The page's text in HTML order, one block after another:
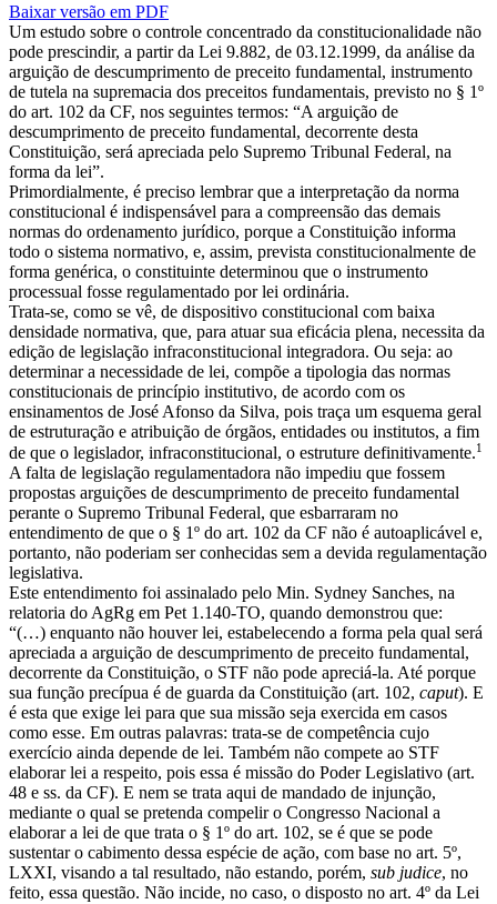
Baixar versão em PDF
Um estudo sobre o controle concentrado da constitucionalidade não
pode prescindir, a partir da Lei 9.882, de 03.12.1999, da análise da
arguição de descumprimento de preceito fundamental, instrumento
de tutela na supremacia dos preceitos fundamentais, previsto no § 1º
do art. 102 da CF, nos seguintes termos: “A arguição de
descumprimento de preceito fundamental, decorrente desta
Constituição, será apreciada pelo Supremo Tribunal Federal, na
forma da lei”.
Primordialmente, é preciso lembrar que a interpretação da norma
constitucional é indispensável para a compreensão das demais
normas do ordenamento jurídico, porque a Constituição informa
todo o sistema normativo, e, assim, prevista constitucionalmente de
forma genérica, o constituinte determinou que o instrumento
processual fosse regulamentado por lei ordinária.
Trata-se, como se vê, de dispositivo constitucional com baixa
densidade normativa, que, para atuar sua eficácia plena, necessita da
edição de legislação infraconstitucional integradora. Ou seja: ao
determinar a necessidade de lei, compõe a tipologia das normas
constitucionais de princípio institutivo, de acordo com os
ensinamentos de José Afonso da Silva, pois traça um esquema geral
de estruturação e atribuição de órgãos, entidades ou institutos, a fim
de que o legislador, infraconstitucional, o estruture definitivamente.1
A falta de legislação regulamentadora não impediu que fossem
propostas arguições de descumprimento de preceito fundamental
perante o Supremo Tribunal Federal, que esbarraram no
entendimento de que o § 1º do art. 102 da CF não é autoaplicável e,
portanto, não poderiam ser conhecidas sem a devida regulamentação
legislativa.
Este entendimento foi assinalado pelo Min. Sydney Sanches, na
relatoria do AgRg em Pet 1.140-TO, quando demonstrou que:
“(…) enquanto não houver lei, estabelecendo a forma pela qual será
apreciada a arguição de descumprimento de preceito fundamental,
decorrente da Constituição, o STF não pode apreciá-la. Até porque
sua função precípua é de guarda da Constituição (art. 102, caput). E
é esta que exige lei para que sua missão seja exercida em casos
como esse. Em outras palavras: trata-se de competência cujo
exercício ainda depende de lei. Também não compete ao STF
elaborar lei a respeito, pois essa é missão do Poder Legislativo (art.
48 e ss. da CF). E nem se trata aqui de mandado de injunção,
mediante o qual se pretenda compelir o Congresso Nacional a
elaborar a lei de que trata o § 1º do art. 102, se é que se pode
sustentar o cabimento dessa espécie de ação, com base no art. 5º,
LXXI, visando a tal resultado, não estando, porém, sub judice, no
feito, essa questão. Não incide, no caso, o disposto no art. 4º da Lei